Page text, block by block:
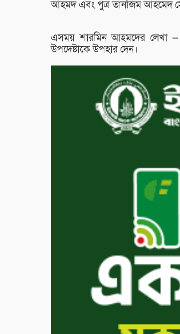
আহমদ এবং পুত্র তানজিম আহমেদ
এসময় শারমিন আহমদের লেখা
উপদেষ্টাকে উপহার দেন।